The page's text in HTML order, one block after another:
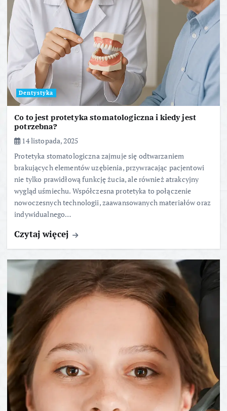
Dentystyka
Co to jest protetyka stomatologiczna i kiedy jest
potrzebna?
14 listopada, 2025
Protetyka stomatologiczna zajmuje się odtwarzaniem
brakujących elementów uzębienia, przywracając pacjentowi
nie tylko prawidłową funkcję żucia, ale również atrakcyjny
wygląd uśmiechu. Współczesna protetyka to połączenie
nowoczesnych technologii, zaawansowanych materiałów oraz
indywidualnego…
Czytaj więcej